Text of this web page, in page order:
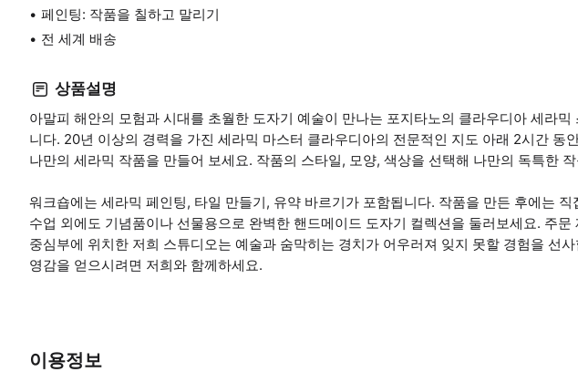
페인팅: 작품을 칠하고 말리기
전 세계 배송
상품설명
아말피 해안의 모험과 시대를 초월한 도자기 예술이 만나는 포지타노의 클라우디아 세라
니다. 20년 이상의 경력을 가진 세라믹 마스터 클라우디아의 전문적인 지도 아래 2시간 동
나만의 세라믹 작품을 만들어 보세요. 작품의 스타일, 모양, 색상을 선택해 나만의 독특한
워크숍에는 세라믹 페인팅, 타일 만들기, 유약 바르기가 포함됩니다. 작품을 만든 후에는
수업 외에도 기념품이나 선물용으로 완벽한 핸드메이드 도자기 컬렉션을 둘러보세요. 주문
중심부에 위치한 저희 스튜디오는 예술과 숨막히는 경치가 어우러져 잊지 못할 경험을 선
영감을 얻으시려면 저희와 함께하세요.
이용정보